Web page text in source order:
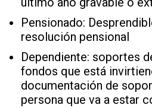
Pensionado:
resolución pensional
Dependiente: soportes
fondos que está
documentación de
persona que va a estar